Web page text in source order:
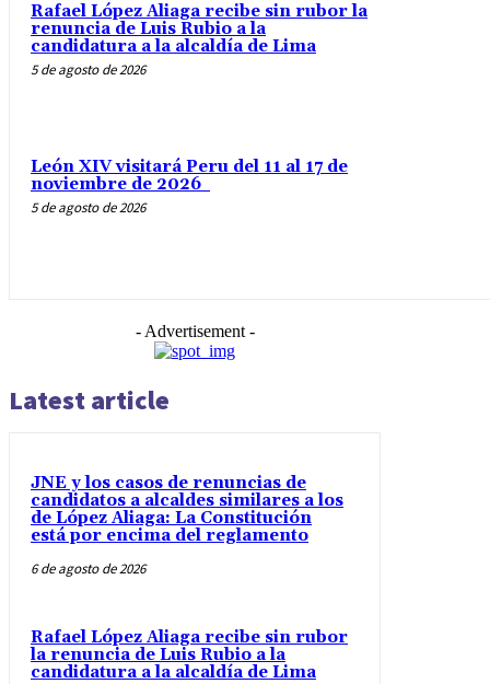
Rafael López Aliaga recibe sin rubor la
renuncia de Luis Rubio a la
candidatura a la alcaldía de Lima
5 de agosto de 2026
León XIV visitará Peru del 11 al 17 de
noviembre de 2026
5 de agosto de 2026
- Advertisement -
Latest article
JNE y los casos de renuncias de
candidatos a alcaldes similares a los
de López Aliaga: La Constitución
está por encima del reglamento
6 de agosto de 2026
Rafael López Aliaga recibe sin rubor
la renuncia de Luis Rubio a la
candidatura a la alcaldía de Lima